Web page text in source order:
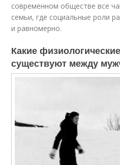
современном обществе все
семьи, где социальные роли
и равномерно.
Какие
существуют между